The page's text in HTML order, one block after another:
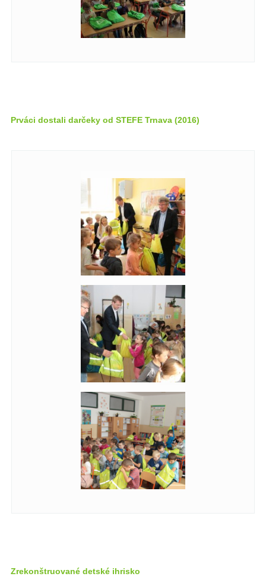
Prváci dostali darčeky od STEFE Trnava (2016)
Zrekonštruované detské ihrisko